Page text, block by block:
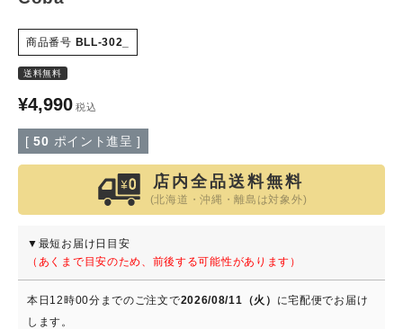
会社概要
よくある質問
大口注文窓口
お問い合わせ
商品番号 BLL-302_
送料無料
¥4,990 税込
[ 50 ポイント進呈 ]
店内全品送料無料
(北海道・沖縄・離島は対象外)
▼最短お届け日目安
（あくまで目安のため、前後する可能性があります）
本日 12時00分 までのご注文で2026/08/11（火） に宅配便でお届け
します。